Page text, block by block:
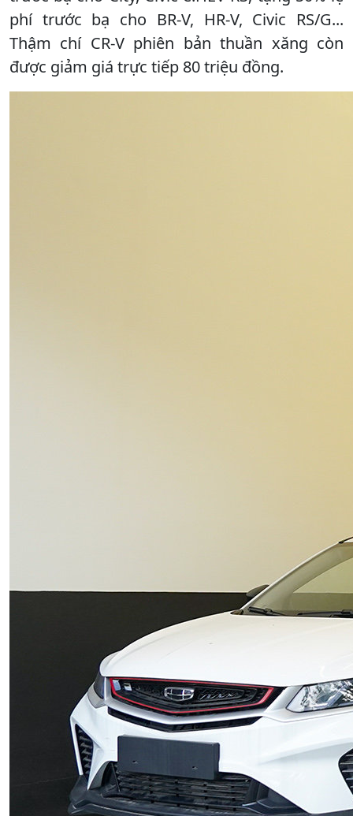
phí trước bạ cho BR-V, HR-V, Civic RS/G...
Thậm chí CR-V phiên bản thuần xăng còn
được giảm giá trực tiếp 80 triệu đồng.